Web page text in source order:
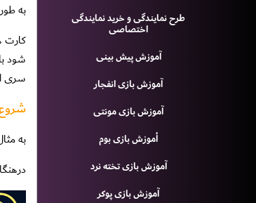
طرح نمايندگى و خريد نمايندگى
اختصاصى
آموزش پيش بينی
آموزش بازی انفجار
آموزش بازی مونتی
أموزش بازی بوم
آموزش بازی تخته نرد
آموزش بازی پوکر
به طور
كارت
شود
سرى
به